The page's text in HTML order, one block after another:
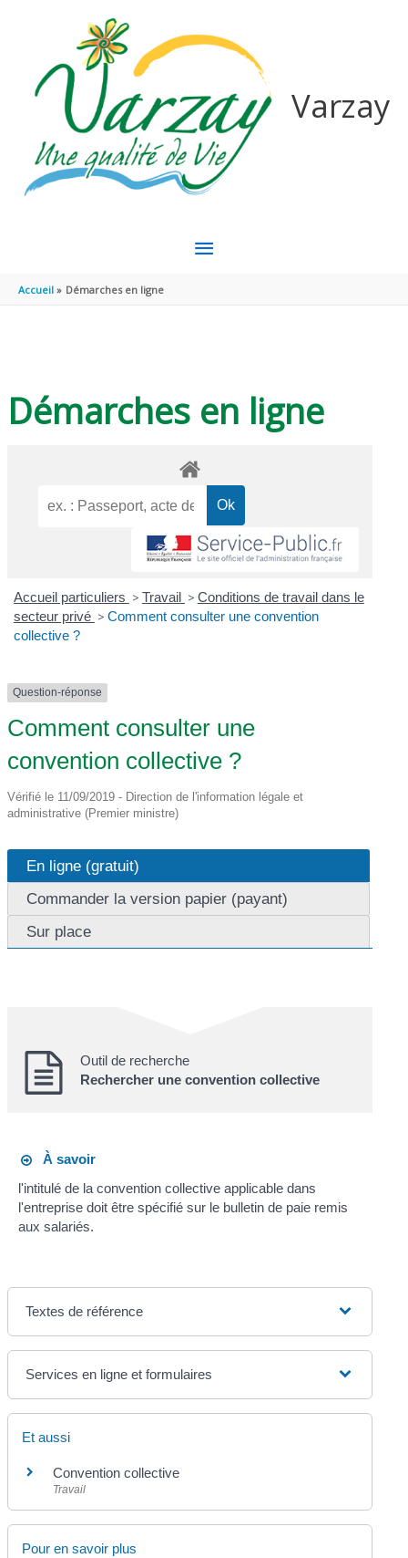
Varzay
MENU
Accueil Démarches en ligne
Démarches en ligne
Accueil particuliers > Travail > Conditions de travail dans le
secteur privé > Comment consulter une convention
collective ?
Question-réponse
Comment consulter une
convention collective ?
Vérifié le 11/09/2019 - Direction de l'information légale et
administrative (Premier ministre)
En ligne (gratuit)
Commander la version papier (payant)
Sur place
Outil de recherche
Rechercher une convention collective
À savoir
l'intitulé de la convention collective applicable dans
l'entreprise doit être spécifié sur le bulletin de paie remis
aux salariés.
Textes de référence
Services en ligne et formulaires
Et aussi
Convention collective
Travail
Pour en savoir plus